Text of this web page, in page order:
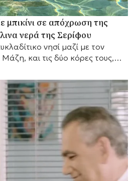
σε απόχρωση της
νερά της Σερίφου
νησί μαζί με τον
και τις δύο κόρες τους,